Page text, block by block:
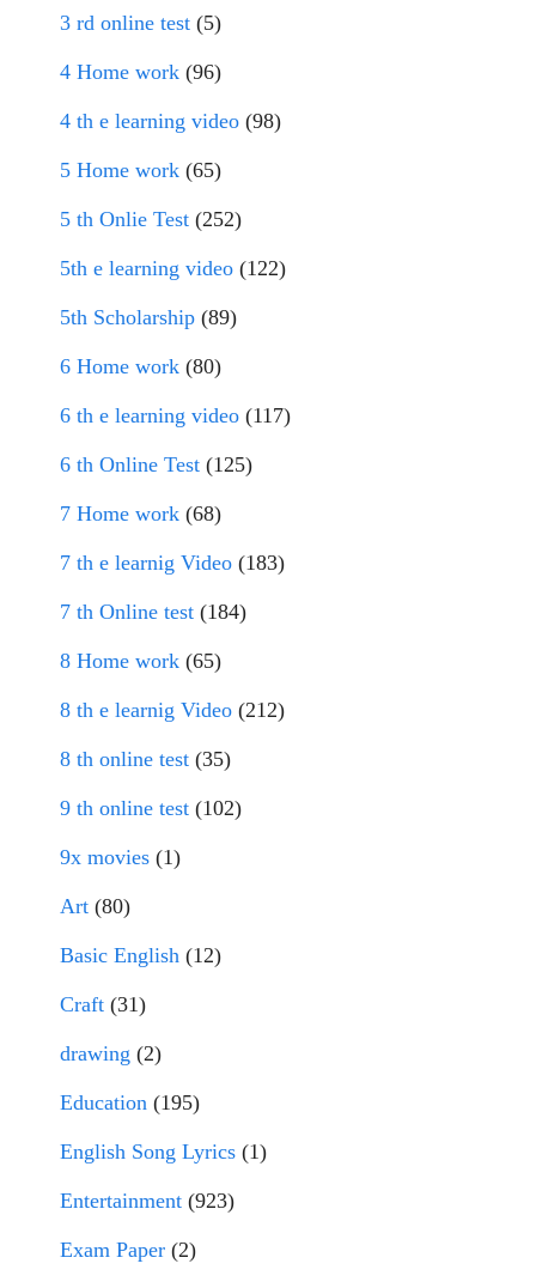
3 rd online test (5)
4 Home work (96)
4 th e learning video (98)
5 Home work (65)
5 th Onlie Test (252)
5th e learning video (122)
5th Scholarship (89)
6 Home work (80)
6 th e learning video (117)
6 th Online Test (125)
7 Home work (68)
7 th e learnig Video (183)
7 th Online test (184)
8 Home work (65)
8 th e learnig Video (212)
8 th online test (35)
9 th online test (102)
9x movies (1)
Art (80)
Basic English (12)
Craft (31)
drawing (2)
Education (195)
English Song Lyrics (1)
Entertainment (923)
Exam Paper (2)